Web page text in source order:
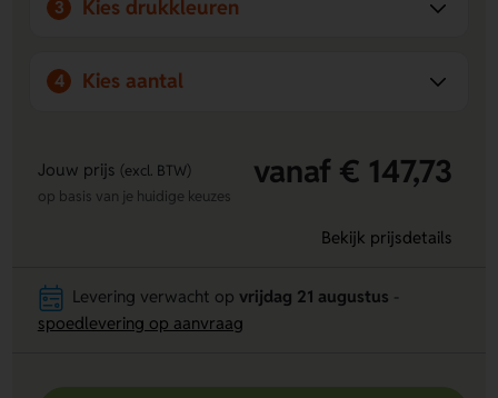
3 Kies drukkleuren
4 Kies aantal
Jouw prijs (excl. BTW) vanaf € 147,73
op basis van je huidige keuzes
Bekijk prijsdetails
Levering verwacht opvrijdag 21 augustus
spoedlevering op aanvraag